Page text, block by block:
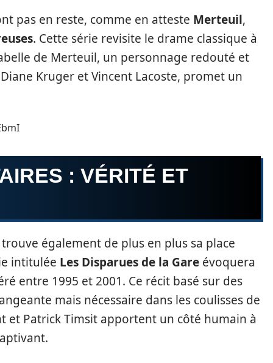
pas en reste, comme en atteste Merteuil,
. Cette série revisite le drame classique à
de Merteuil, un personnage redouté et
Kruger et Vincent Lacoste, promet un
: VÉRITÉ ET
également de plus en plus sa place
intitulée Les Disparues de la Gare évoquera
entre 1995 et 2001. Ce récit basé sur des
mais nécessaire dans les coulisses de
et Patrick Timsit apportent un côté humain à